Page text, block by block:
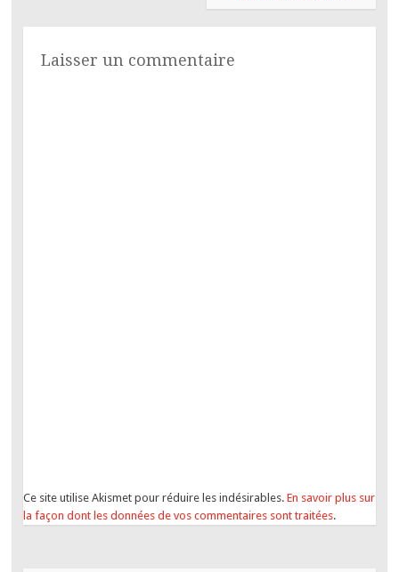
Laisser un commentaire
Ce site utilise Akismet pour réduire les indésirables. En savoir plus sur
la façon dont les données de vos commentaires sont traitées.